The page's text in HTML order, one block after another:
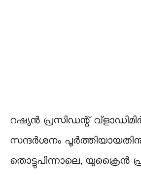
റഷ്യൻ പ്രസിഡന്റ് വ്‌ളാഡിമിർ
സന്ദർശനം
തൊട്ടുപിന്നാലെ, യുക്രൈൻ